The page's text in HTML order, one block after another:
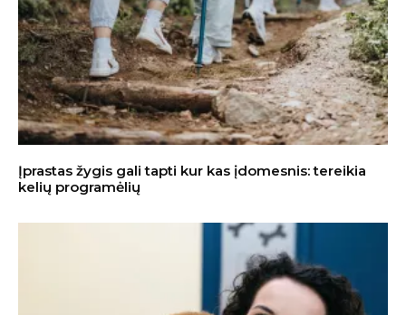
Įprastas žygis gali tapti kur kas įdomesnis: tereikia
kelių programėlių